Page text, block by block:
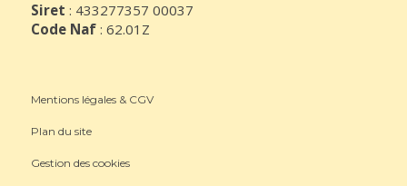
Siret : 433277357 00037
Code Naf : 62.01Z
Mentions légales & CGV
Plan du site
Gestion des cookies